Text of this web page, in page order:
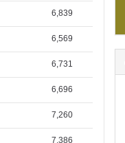
6,839
6,569
6,731
6,696
7,260
7,386